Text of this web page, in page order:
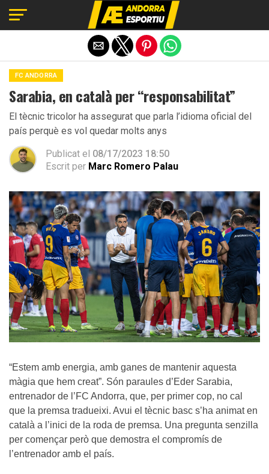
FC ANDORRA
Sarabia, en català per “responsabilitat”
El tècnic tricolor ha assegurat que parla l’idioma oficial del
país perquè es vol quedar molts anys
Publicat el 08/17/2023 18:50
Escrit per Marc Romero Palau
“Estem amb energia, amb ganes de mantenir aquesta
màgia que hem creat”. Són paraules d’Eder Sarabia,
entrenador de l’FC Andorra, que, per primer cop, no cal
que la premsa tradueixi. Avui el tècnic basc s’ha animat en
català a l’inici de la roda de premsa. Una pregunta senzilla
per començar però que demostra el compromís de
l’entrenador amb el país.
Exit mobile version